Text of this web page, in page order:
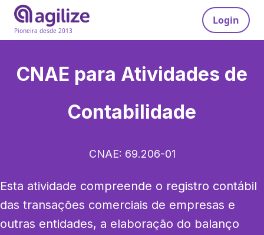
Pioneira desde 2013
Login
CNAE para Atividades de
Contabilidade
CNAE: 69.206-01
Esta atividade compreende o registro contábil
das transações comerciais de empresas e
outras entidades, a elaboração do balanço